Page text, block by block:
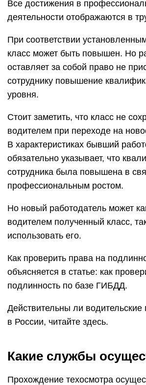
Все достижения в
деятельности отображаются в
При соответствии
класс может быть повышен. Но
оставляет за собой право не
сотруднику повышение
уровня.
Стоит заметить, что класс не
водителем при переходе на
В характеристиках бывший
обязательно указывает, что
сотрудника была повышена в
профессиональным ростом.
Но новый работодатель может
водителем полученный класс,
использовать его.
Как проверить права на
объясняется в статье: как
подлинность по базе ГИБДД.
Действительны ли водительские
в России, читайте здесь.
Какие службы
Прохождение техосмотра